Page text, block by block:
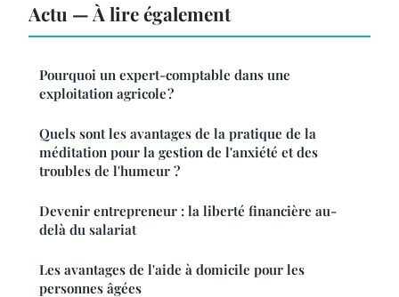
Actu — À lire également
Pourquoi un expert-comptable dans une
exploitation agricole ?
Quels sont les avantages de la pratique de la
méditation pour la gestion de l'anxiété et des
troubles de l'humeur ?
Devenir entrepreneur : la liberté financière au-
delà du salariat
Les avantages de l'aide à domicile pour les
personnes âgées